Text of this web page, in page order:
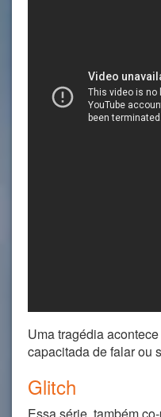
Uma tragédia
capacitada de falar ou
Glitch